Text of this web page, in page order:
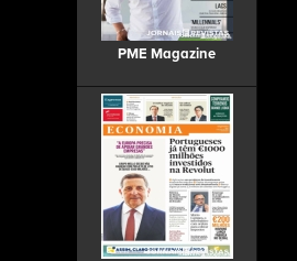
PME Magazine